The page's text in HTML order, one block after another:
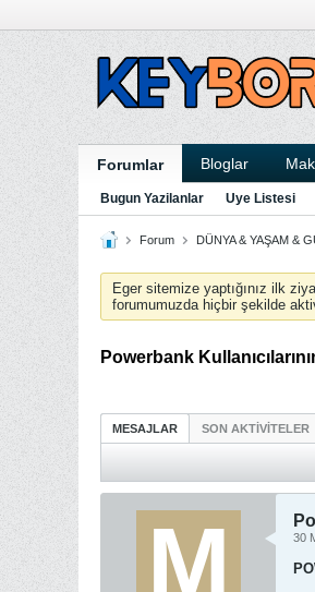
Forumlar Bloglar
Bugun Yazilanlar Uye Listesi
Forum DÜNYA & YAŞAM &
Eger sitemize yaptığınız ilk
forumumuzda hiçbir şekilde
Powerbank
MESAJLAR SON AKTIVITELER
30